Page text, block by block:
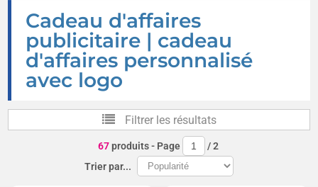
Cadeau d'affaires
publicitaire | cadeau
d'affaires personnalisé
avec logo
Filtrer les résultats
67produits- Page /2
Trier par...